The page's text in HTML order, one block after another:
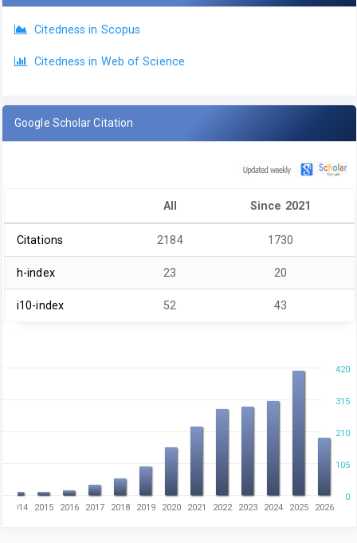
Citedness in Scopus
Citedness in Web of Science
Google Scholar Citation
All Since 2021
Citations 2184 1730
h-index 23 20
i10-index 52 43
0
420
210
105
315
2014 2015 2016 2017 2018 2019 2020 2021 2022 2023 2024 2025 2026